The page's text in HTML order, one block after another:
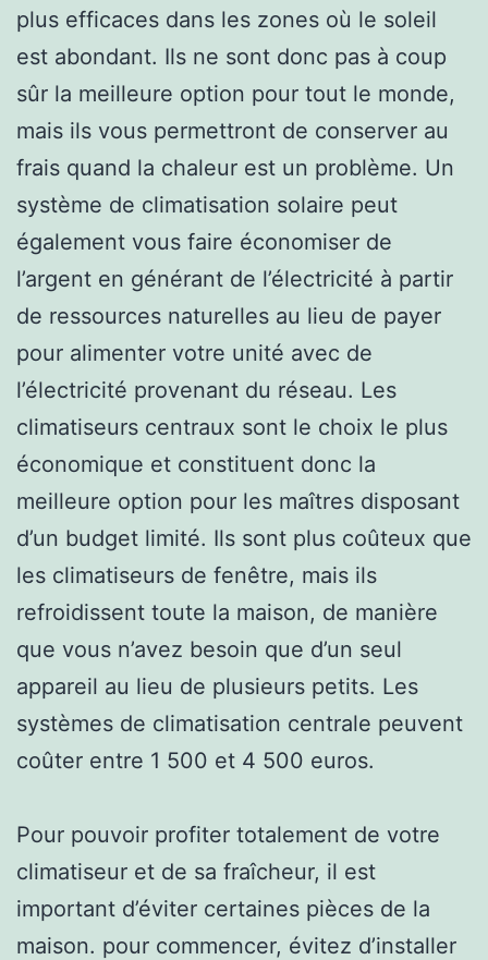
plus efficaces dans les zones où le soleil
est abondant. Ils ne sont donc pas à coup
sûr la meilleure option pour tout le monde,
mais ils vous permettront de conserver au
frais quand la chaleur est un problème. Un
système de climatisation solaire peut
également vous faire économiser de
l’argent en générant de l’électricité à partir
de ressources naturelles au lieu de payer
pour alimenter votre unité avec de
l’électricité provenant du réseau. Les
climatiseurs centraux sont le choix le plus
économique et constituent donc la
meilleure option pour les maîtres disposant
d’un budget limité. Ils sont plus coûteux que
les climatiseurs de fenêtre, mais ils
refroidissent toute la maison, de manière
que vous n’avez besoin que d’un seul
appareil au lieu de plusieurs petits. Les
systèmes de climatisation centrale peuvent
coûter entre 1 500 et 4 500 euros.
Pour pouvoir profiter totalement de votre
climatiseur et de sa fraîcheur, il est
important d’éviter certaines pièces de la
maison. pour commencer, évitez d’installer